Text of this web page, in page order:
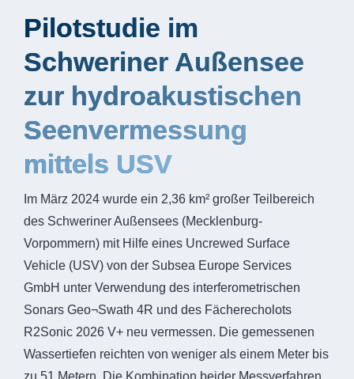
Pilotstudie im
Schweriner Außensee
zur hydroakustischen
Seenvermessung
mittels USV
Im März 2024 wurde ein 2,36 km² großer Teilbereich
des Schweriner Außensees (Mecklenburg-
Vorpommern) mit Hilfe eines Uncrewed Surface
Vehicle (USV) von der Subsea Europe Services
GmbH unter Verwendung des interferometrischen
Sonars Geo¬Swath 4R und des Fächerecholots
R2Sonic 2026 V+ neu vermessen. Die gemessenen
Wassertiefen reichten von weniger als einem Meter bis
zu 51 Metern. Die Kombination beider Messverfahren